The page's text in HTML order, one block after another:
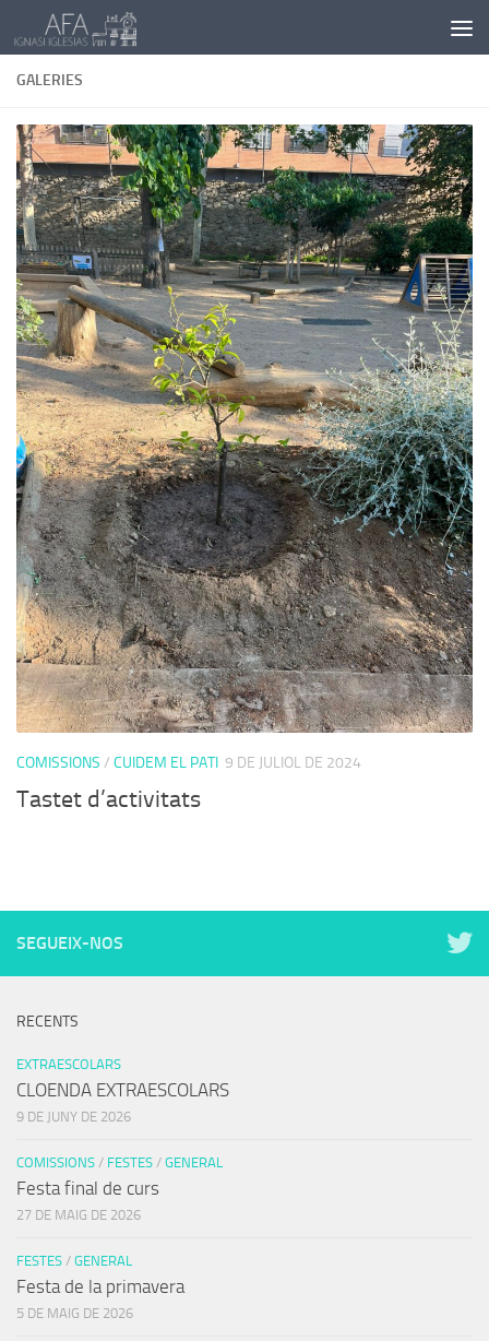
Skip to content
GALERIES
COMISSIONS / CUIDEM EL PATI 9 DE JULIOL DE 2024
Tastet d’activitats
SEGUEIX-NOS
RECENTS
EXTRAESCOLARS
CLOENDA EXTRAESCOLARS
9 DE JUNY DE 2026
COMISSIONS / FESTES / GENERAL
Festa final de curs
27 DE MAIG DE 2026
FESTES / GENERAL
Festa de la primavera
5 DE MAIG DE 2026